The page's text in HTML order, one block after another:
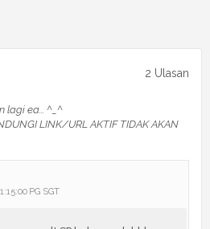
2 Ulasan
lagi ea... ^_^
LINK/URL AKTIF TIDAK AKAN
PG SGT